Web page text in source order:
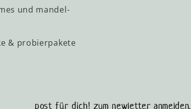
und mandel-
& probierpakete
post für dich! zum newletter anmelden.